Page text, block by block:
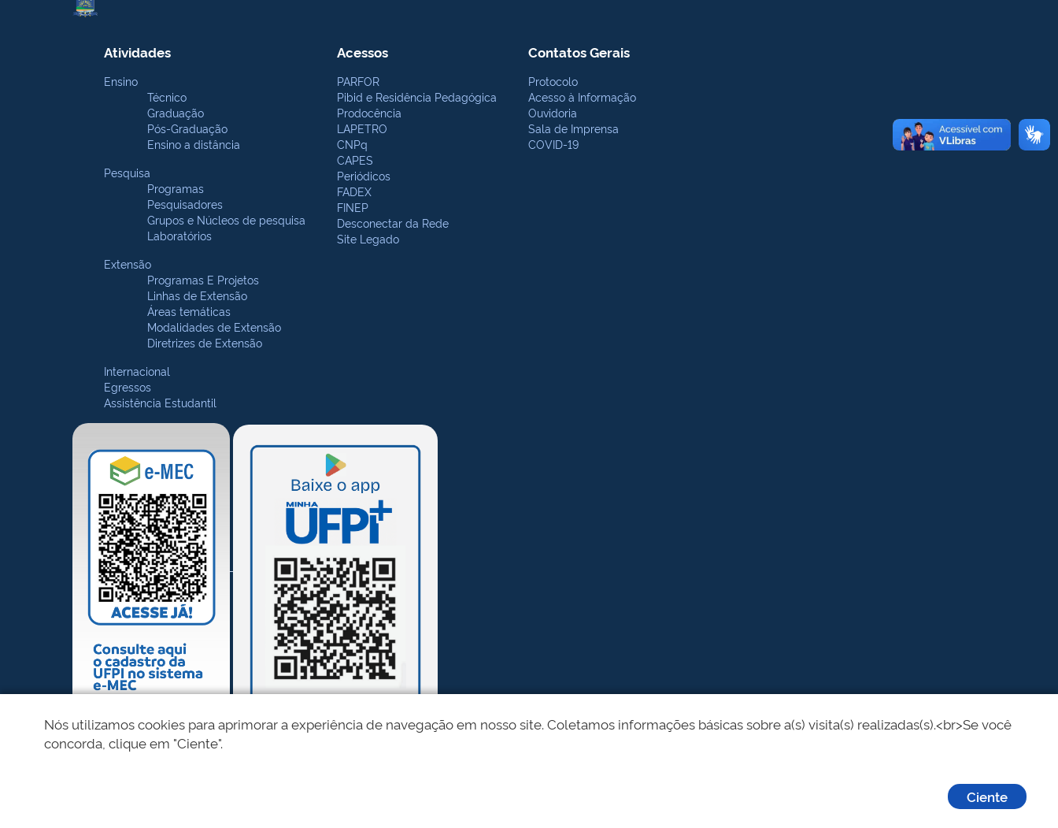
Atividades
Ensino
Técnico
Graduação
Pós-Graduação
Ensino a distância
Pesquisa
Programas
Pesquisadores
Grupos e Núcleos de pesquisa
Laboratórios
Extensão
Programas E Projetos
Linhas de Extensão
Áreas temáticas
Modalidades de Extensão
Diretrizes de Extensão
Internacional
Egressos
Assistência Estudantil
Acessos
PARFOR
Pibid e Residência Pedagógica
Prodocência
LAPETRO
CNPq
CAPES
Periódicos
FADEX
FINEP
Desconectar da Rede
Site Legado
Contatos Gerais
Protocolo
Acesso à Informação
Ouvidoria
Sala de Imprensa
COVID-19
Nós utilizamos cookies para aprimorar a experiência de navegação em nosso site. Coletamos informações básicas sobre a(s) visita(s) realizadas(s).<br>Se você
concorda, clique em "Ciente".
Ciente